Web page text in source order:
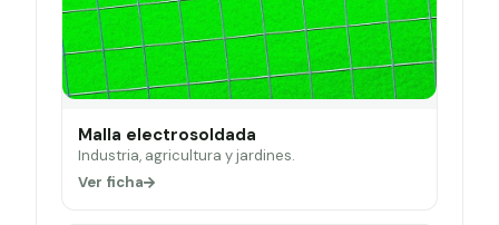
Malla electrosoldada
Industria, agricultura y jardines.
Ver ficha